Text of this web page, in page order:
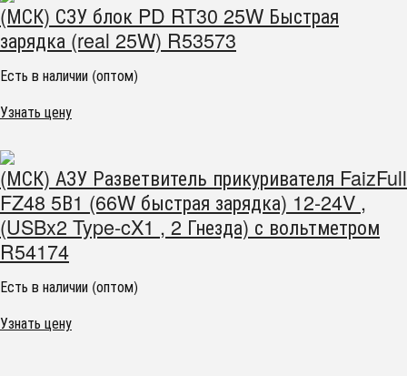
(МСК) СЗУ блок PD RT30 25W Быстрая
зарядка (real 25W) R53573
Есть в наличии (оптом)
Узнать цену
(МСК) АЗУ Разветвитель прикуривателя FaizFull
FZ48 5В1 (66W быстрая зарядка) 12-24V ,
(USBx2 Type-cX1 , 2 Гнезда) с вольтметром
R54174
Есть в наличии (оптом)
Узнать цену